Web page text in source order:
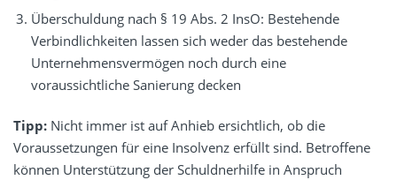
Überschuldung nach § 19 Abs. 2 InsO: Bestehende
Verbindlichkeiten lassen sich weder das bestehende
Unternehmensvermögen noch durch eine
voraussichtliche Sanierung decken
Tipp: Nicht immer ist auf Anhieb ersichtlich, ob die
Voraussetzungen für eine Insolvenz erfüllt sind. Betroffene
können Unterstützung der Schuldnerhilfe in Anspruch